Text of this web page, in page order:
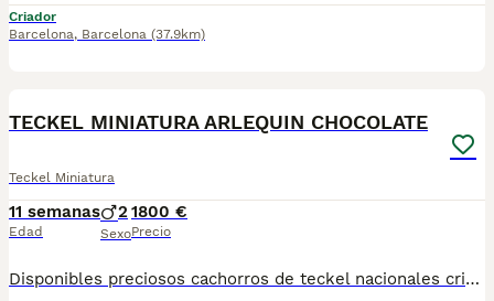
Criador
Barcelona, Barcelona (37.9km)
TECKEL MINIATURA ARLEQUIN CHOCOLATE
Teckel Miniatura
11 semanas
Edad
2
Sexo
1800 €
Precio
Disponibles preciosos cachorros de teckel nacionales criados en nuestras instalaciones, en un ambiente familiar y responsable. Nuestros cachorros se entregan con cartilla de primera vacunación, vacunas correspondientes a su edad, desparasitados interna y externamente, y con microchip implantado y dado de alta. Además, realizamos un contrato de garantía que incluye: • Garantía vírica de 15 días. • Garantía congénita de 1 año. Desde la fecha de entrega del cachorro. Nos comprometemos al 100% con la salud, el bienestar y el cuidado de nuestros pequeños. Disponemos de Núcleo Zoológico Para más información, imágenes o cualquier consulta sin compromiso, pueden contactar con nosotros en los teléfonos: CRISTINA 📞 722 788 399 📞 932 514 529